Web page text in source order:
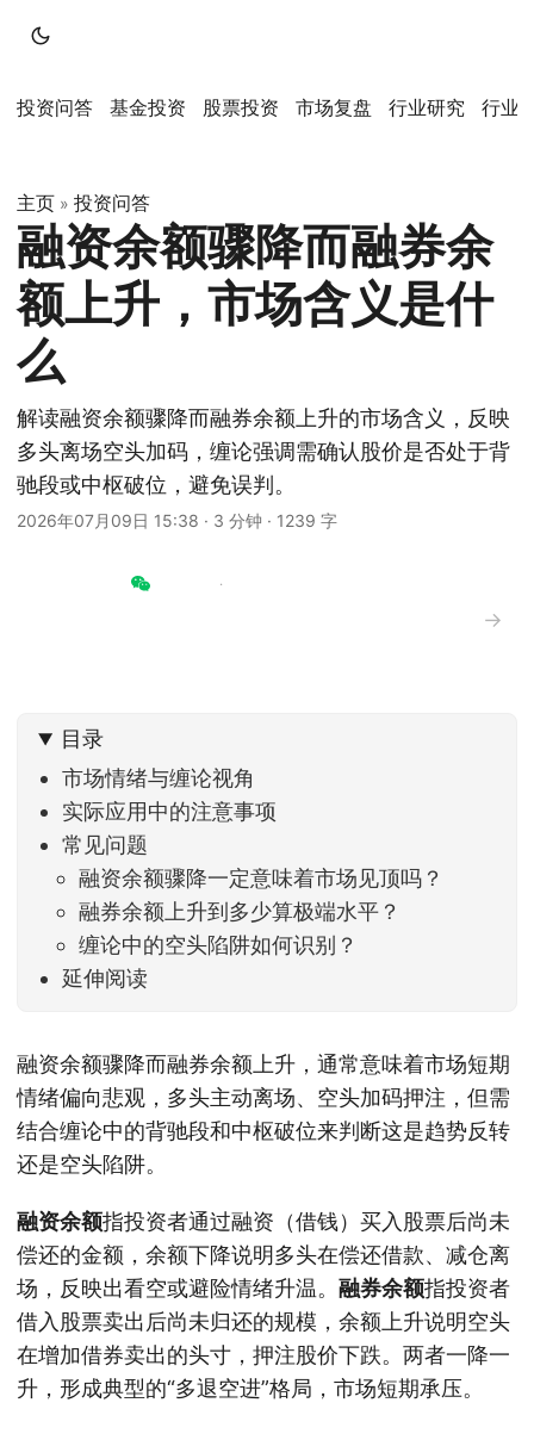
投资问答 基金投资 股票投资 市场复盘 行业研究 行业
主页 » 投资问答
融资余额骤降而融券余
额上升，市场含义是什
么
解读融资余额骤降而融券余额上升的市场含义，反映
多头离场空头加码，缠论强调需确认股价是否处于背
驰段或中枢破位，避免误判。
2026年07月09日 15:38 · 3 分钟 · 1239 字
→
目录
市场情绪与缠论视角
实际应用中的注意事项
常见问题
融资余额骤降一定意味着市场见顶吗？
融券余额上升到多少算极端水平？
缠论中的空头陷阱如何识别？
延伸阅读
融资余额骤降而融券余额上升，通常意味着市场短期
情绪偏向悲观，多头主动离场、空头加码押注，但需
结合缠论中的背驰段和中枢破位来判断这是趋势反转
还是空头陷阱。
融资余额指投资者通过融资（借钱）买入股票后尚未
偿还的金额，余额下降说明多头在偿还借款、减仓离
场，反映出看空或避险情绪升温。 融券余额指投资者
借入股票卖出后尚未归还的规模，余额上升说明空头
在增加借券卖出的头寸，押注股价下跌。两者一降一
升，形成典型的“多退空进”格局，市场短期承压。